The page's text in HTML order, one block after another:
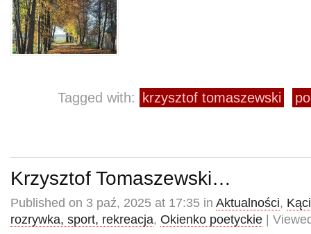
Tagged with: krzysztof tomaszewski
Krzysztof Tomaszewski…
Published on 3 paź, 2025 at 17:35 in Aktualności,
rozrywka, sport, rekreacja, Okienko poetyckie |